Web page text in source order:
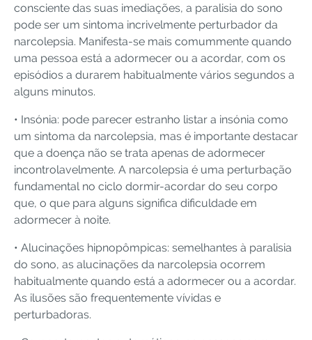
consciente das suas imediações, a paralisia do sono
pode ser um sintoma incrivelmente perturbador da
narcolepsia. Manifesta-se mais comummente quando
uma pessoa está a adormecer ou a acordar, com os
episódios a durarem habitualmente vários segundos a
alguns minutos.
• Insónia: pode parecer estranho listar a insónia como
um sintoma da narcolepsia, mas é importante destacar
que a doença não se trata apenas de adormecer
incontrolavelmente. A narcolepsia é uma perturbação
fundamental no ciclo dormir-acordar do seu corpo
que, o que para alguns significa dificuldade em
adormecer à noite.
• Alucinações hipnopômpicas: semelhantes à paralisia
do sono, as alucinações da narcolepsia ocorrem
habitualmente quando está a adormecer ou a acordar.
As ilusões são frequentemente vívidas e
perturbadoras.